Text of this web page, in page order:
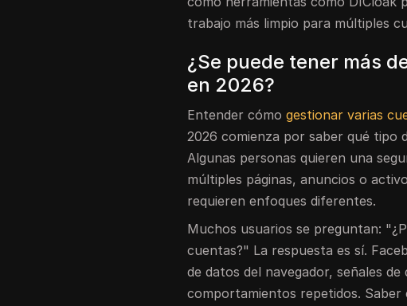
trabajo más limpio para múltiples
¿Se puede tener más
en 2026?
Entender cómogestionar varias
2026 comienza por saber qué tipo
Algunas personas quieren una
múltiples páginas, anuncios o
requieren enfoques diferentes.
Muchos usuarios se preguntan:
cuentas?" La respuesta es sí.
de datos del navegador, señales
comportamientos repetidos.